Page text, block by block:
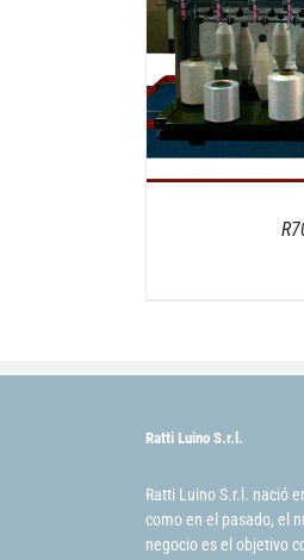
Ratti Luino S.r.l.
Ratti Luino S.r.l. nació
como en el pasado, el
negocio es el objetivo